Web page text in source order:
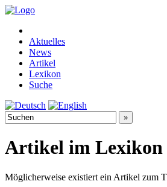
Aktuelles
News
Artikel
Lexikon
Suche
Artikel im
Möglicherweise existiert ein Artikel zum